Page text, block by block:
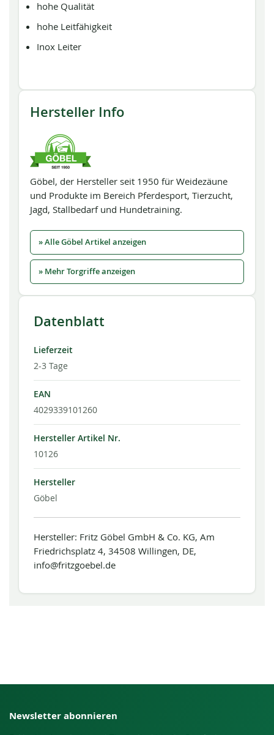
hohe Qualität
hohe Leitfähigkeit
Inox Leiter
Hersteller Info
Göbel, der Hersteller seit 1950 für Weidezäune
und Produkte im Bereich Pferdesport, Tierzucht,
Jagd, Stallbedarf und Hundetraining.
» Alle Göbel Artikel anzeigen
» Mehr Torgriffe anzeigen
Datenblatt
Lieferzeit
2-3 Tage
EAN
4029339101260
Hersteller Artikel Nr.
10126
Hersteller
Göbel
Hersteller: Fritz Göbel GmbH & Co. KG, Am
Friedrichsplatz 4, 34508 Willingen, DE,
info@fritzgoebel.de
Newsletter abonnieren